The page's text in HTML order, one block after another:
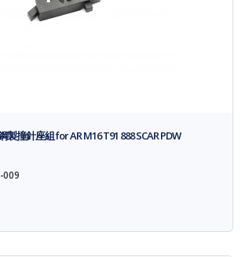
製撞針座組 for AR M16 T91 888 SCAR PDW
009